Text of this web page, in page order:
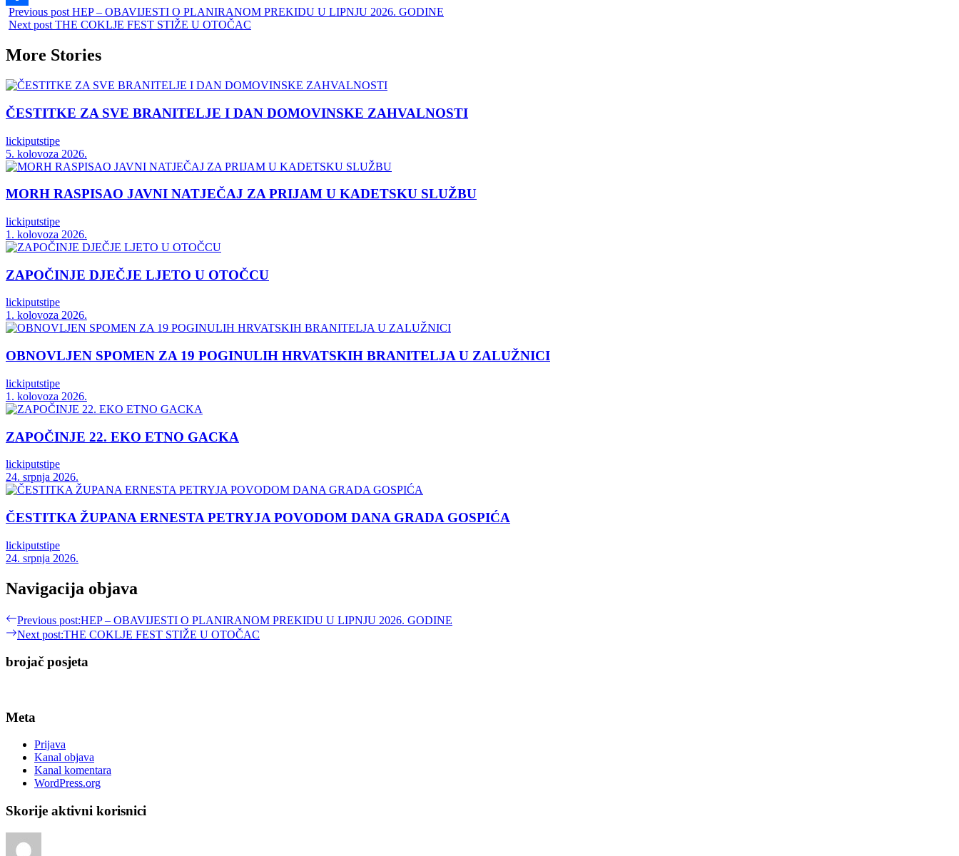
Share
Previous post HEP – OBAVIJESTI O PLANIRANOM PREKIDU U LIPNJU 2026. GODINE
Next post THE COKLJE FEST STIŽE U OTOČAC
More Stories
ČESTITKE ZA SVE BRANITELJE I DAN DOMOVINSKE ZAHVALNOSTI
lickiputstipe
5. kolovoza 2026.
MORH RASPISAO JAVNI NATJEČAJ ZA PRIJAM U KADETSKU SLUŽBU
lickiputstipe
1. kolovoza 2026.
ZAPOČINJE DJEČJE LJETO U OTOČCU
lickiputstipe
1. kolovoza 2026.
OBNOVLJEN SPOMEN ZA 19 POGINULIH HRVATSKIH BRANITELJA U ZALUŽNICI
lickiputstipe
1. kolovoza 2026.
ZAPOČINJE 22. EKO ETNO GACKA
lickiputstipe
24. srpnja 2026.
ČESTITKA ŽUPANA ERNESTA PETRYJA POVODOM DANA GRADA GOSPIĆA
lickiputstipe
24. srpnja 2026.
Navigacija objava
Previous post:HEP – OBAVIJESTI O PLANIRANOM PREKIDU U LIPNJU 2026. GODINE
Next post:THE COKLJE FEST STIŽE U OTOČAC
brojač posjeta
Meta
Prijava
Kanal objava
Kanal komentara
WordPress.org
Skorije aktivni korisnici